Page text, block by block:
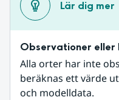
Lär dig mer
Observationer
Alla orter har inte
beräknas ett värde
och modelldata.